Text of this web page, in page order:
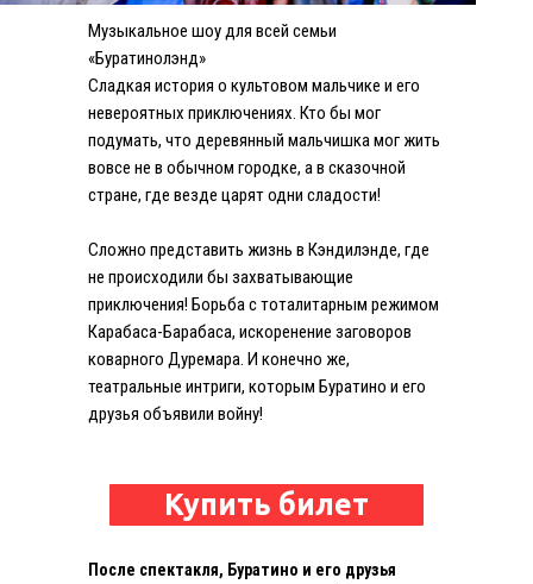
Музыкальное шоу для всей семьи
«Буратинолэнд»
Сладкая история о культовом мальчике и его
невероятных приключениях. Кто бы мог
подумать, что деревянный мальчишка мог жить
вовсе не в обычном городке, а в сказочной
стране, где везде царят одни сладости!
Сложно представить жизнь в Кэндилэнде, где
не происходили бы захватывающие
приключения! Борьба с тоталитарным режимом
Карабаса-Барабаса, искоренение заговоров
коварного Дуремара. И конечно же,
театральные интриги, которым Буратино и его
друзья объявили войну!
Купить билет
После спектакля, Буратино и его друзья